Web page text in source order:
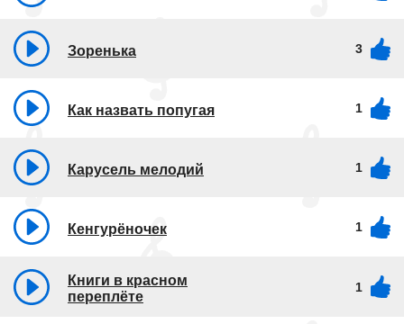
Зоренька 3
Как назвать попугая 1
Карусель мелодий 1
Кенгурёночек 1
Книги в красном
переплёте
1